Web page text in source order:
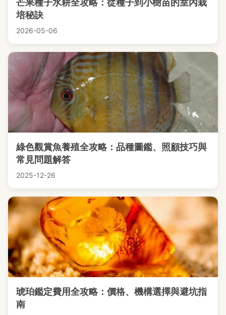
芒果種子水耕全攻略：從種子到小樹苗的室內栽
培秘訣
2026-05-06
綠色觀賞魚養殖全攻略：品種圖鑑、照顧技巧與
常見問題解答
2025-12-26
琥珀鑑定費用全攻略：價格、機構選擇與避坑指
南